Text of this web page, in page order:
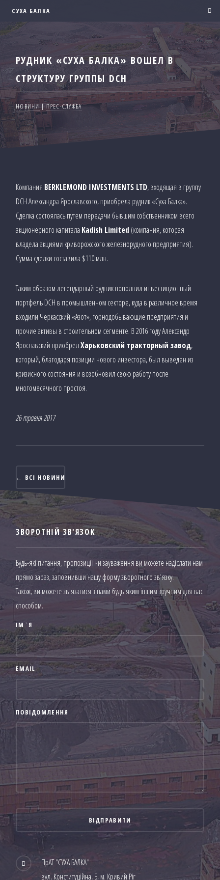
СУХА БАЛКА
РУДНИК «СУХА БАЛКА» ВОШЕЛ В
СТРУКТУРУ ГРУППЫ DCH
НОВИНИ|ПРЕС-СЛУЖБА
Компания BERKLEMOND INVESTMENTS LTD, входящая в группу
DCH Александра Ярославского, приобрела рудник «Суха Балка».
Сделка состоялась путем передачи бывшим собственником всего
акционерного капитала Kadish Limited(компания, которая
владела акциями криворожского железнорудного предприятия).
Сумма сделки составила $110 млн.
Таким образом легендарный рудник пополнил инвестиционный
портфель DCH в промышленном секторе, куда в различное время
входили Черкасский «Азот», горнодобывающие предприятия и
прочие активы в строительном сегменте. В 2016 году Александр
Ярославский приобрелХарьковский тракторный завод,
который, благодаря позиции нового инвестора, был выведен из
кризисного состояния и возобновил свою работу после
многомесячного простоя.
26 травня 2017
← ВСІ НОВИНИ
ЗВОРОТНІЙ ЗВ'ЯЗОК
Будь-які питання, пропозиції чи зауваження ви можете надіслати нам
прямо зараз, заповнивши нашу форму зворотного зв'язку.
Також, ви можете зв'язатися з нами будь-яким іншим зручним для вас
способом.
ІМ`Я
EMAIL
ПОВІДОМЛЕННЯ
ПрАТ "СУХА БАЛКА"
вул. Конституційна, 5, м. Кривий Ріг